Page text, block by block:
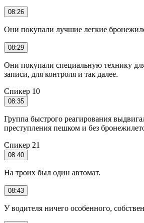
08:26
Они покупали лучшие легкие
08:29
Они покупали специальную технику
записи, для контроля и так далее.
Спикер 10
08:35
Группа быстрого реагирования
преступления пешком и без
Спикер 21
08:40
На троих был один автомат.
08:43
У водителя ничего особенного,